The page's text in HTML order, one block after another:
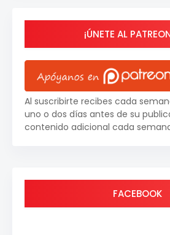
¡ÚNETE AL
Al suscribirte recibes cada
uno o dos días antes de su
contenido adicional cada
FACEBOOK